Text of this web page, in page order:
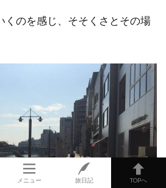
くのを感じ、そそくさとその場
メニュー 旅日記 TOPへ